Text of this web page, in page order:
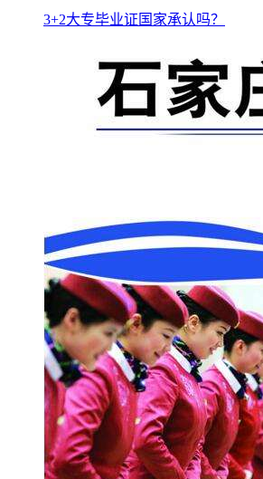
3+2大专毕业证国家承认吗？